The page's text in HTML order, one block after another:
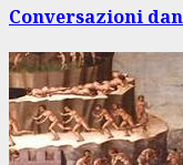
Conversazioni